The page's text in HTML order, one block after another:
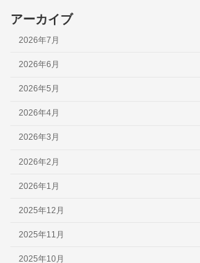
アーカイブ
2026年7月
2026年6月
2026年5月
2026年4月
2026年3月
2026年2月
2026年1月
2025年12月
2025年11月
2025年10月